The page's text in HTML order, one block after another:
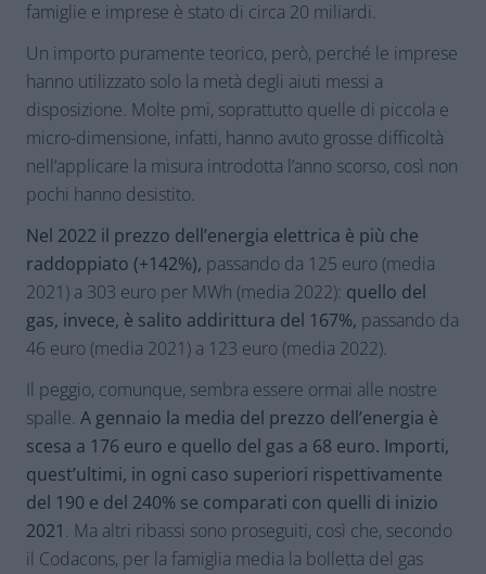
famiglie e imprese è stato di circa 20 miliardi.
Un importo puramente teorico, però, perché le imprese
hanno utilizzato solo la metà degli aiuti messi a
disposizione. Molte pmi, soprattutto quelle di piccola e
micro-dimensione, infatti, hanno avuto grosse difficoltà
nell’applicare la misura introdotta l’anno scorso, così non
pochi hanno desistito.
Nel 2022 il prezzo dell’energia elettrica è più che
raddoppiato (+142%), passando da 125 euro (media
2021) a 303 euro per MWh (media 2022): quello del
gas, invece, è salito addirittura del 167%, passando da
46 euro (media 2021) a 123 euro (media 2022).
Il peggio, comunque, sembra essere ormai alle nostre
spalle. A gennaio la media del prezzo dell’energia è
scesa a 176 euro e quello del gas a 68 euro. Importi,
quest’ultimi, in ogni caso superiori rispettivamente
del 190 e del 240% se comparati con quelli di inizio
2021. Ma altri ribassi sono proseguiti, così che, secondo
il Codacons, per la famiglia media la bolletta del gas